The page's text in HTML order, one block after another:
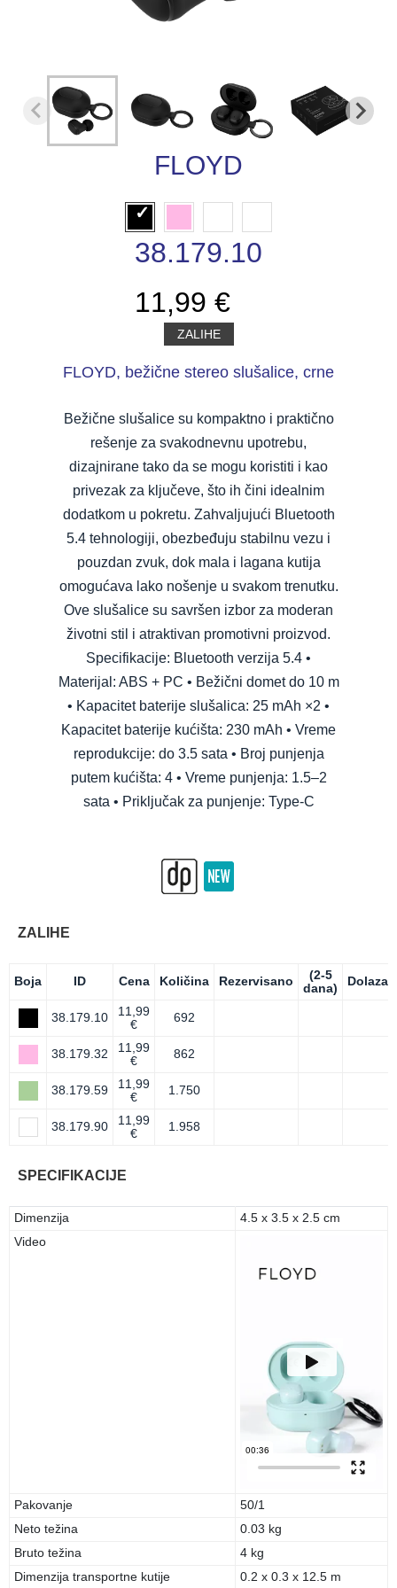
FLOYD
38.179.10
11,99 €
ZALIHE
FLOYD, bežične stereo slušalice, crne
Bežične slušalice su kompaktno i praktično
rešenje za svakodnevnu upotrebu,
dizajnirane tako da se mogu koristiti i kao
privezak za ključeve, što ih čini idealnim
dodatkom u pokretu. Zahvaljujući Bluetooth
5.4 tehnologiji, obezbeđuju stabilnu vezu i
pouzdan zvuk, dok mala i lagana kutija
omogućava lako nošenje u svakom trenutku.
Ove slušalice su savršen izbor za moderan
životni stil i atraktivan promotivni proizvod.
Specifikacije: Bluetooth verzija 5.4 •
Materijal: ABS + PC • Bežični domet do 10 m
• Kapacitet baterije slušalica: 25 mAh ×2 •
Kapacitet baterije kućišta: 230 mAh • Vreme
reprodukcije: do 3.5 sata • Broj punjenja
putem kućišta: 4 • Vreme punjenja: 1.5–2
sata • Priključak za punjenje: Type-C
ZALIHE
Boja ID Cena Količina Rezervisano
(2-5
dana)
Dolazak
38.179.10
11,99
€
692
38.179.32
11,99
€
862
38.179.59
11,99
€
1.750
38.179.90
11,99
€
1.958
SPECIFIKACIJE
Dimenzija
4.5 x 3.5 x 2.5 cm
Video
Pakovanje
50/1
Neto težina
0.03 kg
Bruto težina
4 kg
Dimenzija transportne kutije
0.2 x 0.3 x 12.5 m